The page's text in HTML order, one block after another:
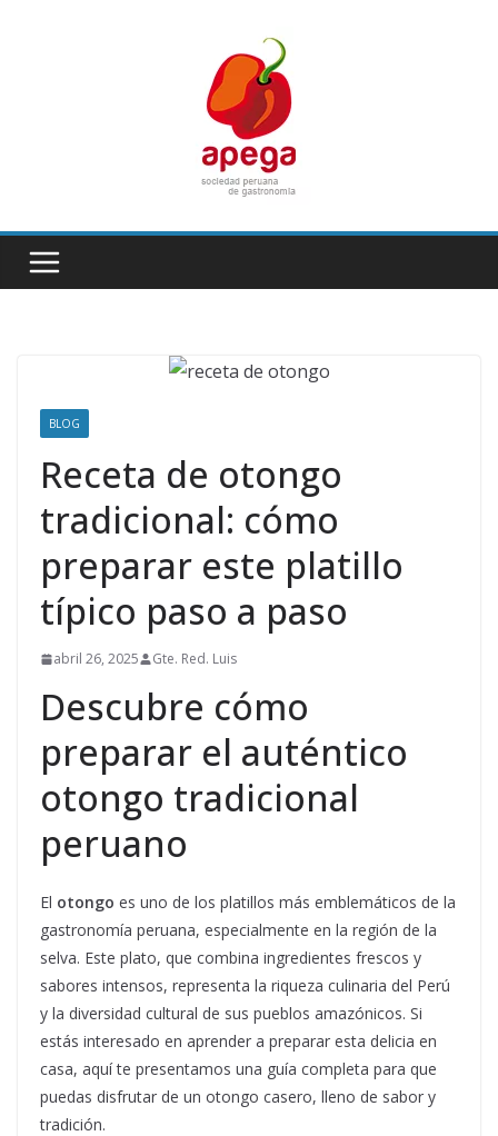
BLOG
Receta de otongo
tradicional: cómo
preparar este platillo
típico paso a paso
abril 26, 2025 Gte. Red. Luis
Descubre cómo
preparar el auténtico
otongo tradicional
peruano
El otongo es uno de los platillos más emblemáticos de la
gastronomía peruana, especialmente en la región de la
selva. Este plato, que combina ingredientes frescos y
sabores intensos, representa la riqueza culinaria del Perú
y la diversidad cultural de sus pueblos amazónicos. Si
estás interesado en aprender a preparar esta delicia en
casa, aquí te presentamos una guía completa para que
puedas disfrutar de un otongo casero, lleno de sabor y
tradición.